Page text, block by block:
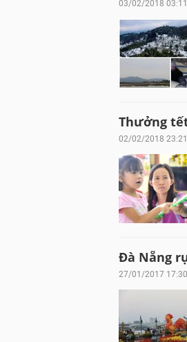
03/02/2018 03:11
Thưởng
02/02/2018 23:21
Đà Nẵng
27/01/2017 17:30